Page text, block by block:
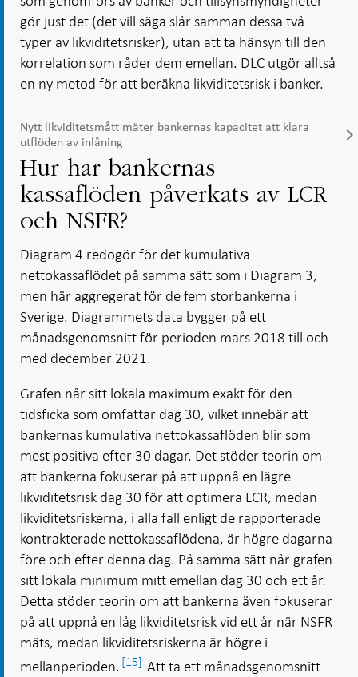
gör just det (det vill säga slår samman dessa två
typer av likviditetsrisker), utan att ta hänsyn till den
korrelation som råder dem emellan. DLC utgör alltså
en ny metod för att beräkna likviditetsrisk i banker.
Nytt likviditetsmått mäter bankernas kapacitet att klara
utflöden av inlåning
Hur har bankernas
kassaflöden påverkats av LCR
och NSFR?
Diagram 4 redogör för det kumulativa
nettokassaflödet på samma sätt som i Diagram 3,
men här aggregerat för de fem storbankerna i
Sverige. Diagrammets data bygger på ett
månadsgenomsnitt för perioden mars 2018 till och
med december 2021.
Grafen når sitt lokala maximum exakt för den
tidsficka som omfattar dag 30, vilket innebär att
bankernas kumulativa nettokassaflöden blir som
mest positiva efter 30 dagar. Det stöder teorin om
att bankerna fokuserar på att uppnå en lägre
likviditetsrisk dag 30 för att optimera LCR, medan
likviditetsriskerna, i alla fall enligt de rapporterade
kontrakterade nettokassaflödena, är högre dagarna
före och efter denna dag. På samma sätt når grafen
sitt lokala minimum mitt emellan dag 30 och ett år.
Detta stöder teorin om att bankerna även fokuserar
på att uppnå en låg likviditetsrisk vid ett år när NSFR
mäts, medan likviditetsriskerna är högre i
mellanperioden. [15] Att ta ett månadsgenomsnitt